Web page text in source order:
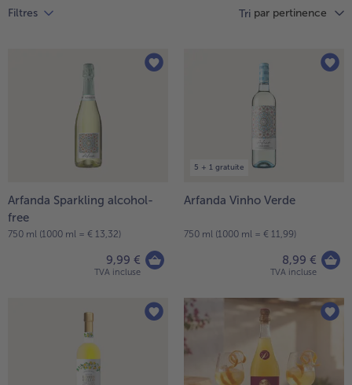
Filtres Tri par pertinence
Arfanda Sparkling alcohol-
free
750 ml (1000 ml = € 13,32)
9,99 €
TVA incluse
5 + 1 gratuite
Arfanda Vinho Verde
750 ml (1000 ml = € 11,99)
8,99 €
TVA incluse